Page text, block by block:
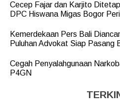
Cecep Fajar dan Karjito
DPC Hiswana Migas Bogor
Kemerdekaan Pers Bali
Puluhan Advokat Siap Pasang
Cegah Penyalahgunaan
P4GN